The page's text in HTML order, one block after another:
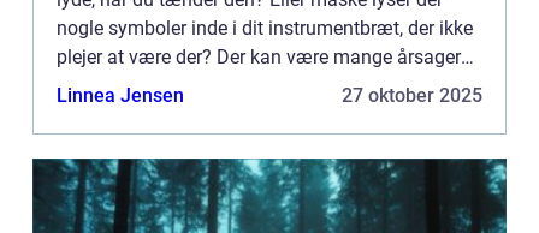
nogle symboler inde i dit instrumentbræt, der ikke
plejer at være der? Der kan være mange årsager
til, at din bil udviser nogle mærkelige tegn, men
Linnea Jensen 27 oktober 2025